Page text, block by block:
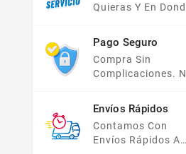
Quieras Y En
Tienda En Línea
Disponible Las 24
Hrs Del Día, Los 7
Días De La
Pago Seguro
Compra Sin
Complicaciones.
Pago, Todas Tus
Compras Y Tus
Datos Están
Protegidos Con
Envíos Rápidos
Contamos Con
Envíos Rápidos A